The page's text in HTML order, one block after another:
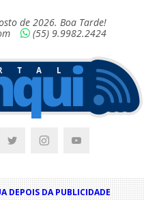
de 2026. Boa Tarde!
(55) 9.9982.2424
DEPOIS DA PUBLICIDADE